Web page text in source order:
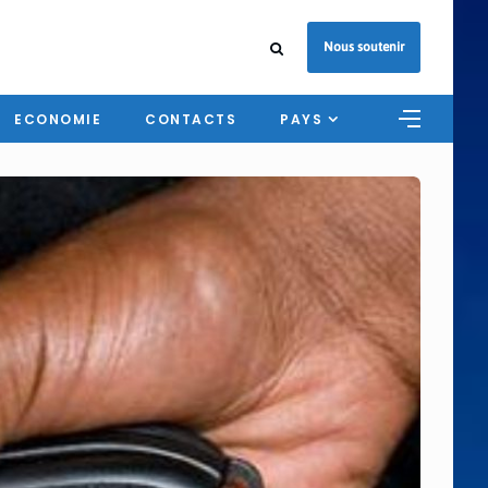
Nous soutenir
ECONOMIE CONTACTS PAYS